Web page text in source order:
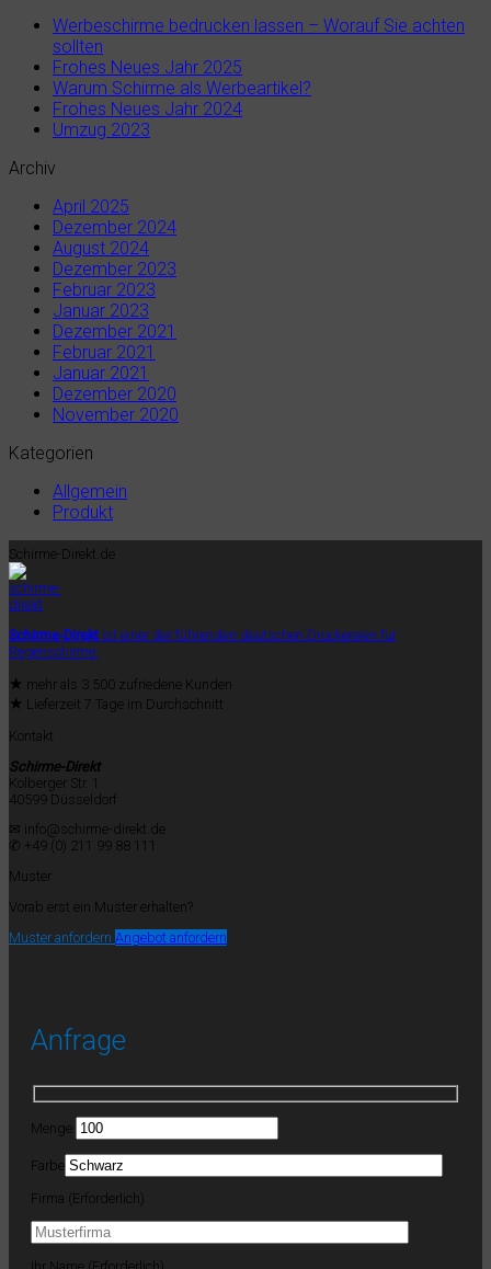
Werbeschirme bedrucken lassen – Worauf Sie achten
sollten
Frohes Neues Jahr 2025
Warum Schirme als Werbeartikel?
Frohes Neues Jahr 2024
Umzug 2023
Archiv
April 2025
Dezember 2024
August 2024
Dezember 2023
Februar 2023
Januar 2023
Dezember 2021
Februar 2021
Januar 2021
Dezember 2020
November 2020
Kategorien
Allgemein
Produkt
Schirme-Direkt.de
Schirme-Direkt ist einer der führenden deutschen Druckereien für
Regenschirme.
★ mehr als 3.500 zufriedene Kunden
★ Lieferzeit 7 Tage im Durchschnitt
Kontakt
Schirme-Direkt
Kolberger Str. 1
40599 Düsseldorf
✉ info@schirme-direkt.de
✆ +49 (0) 211 99 88 111
Muster
Vorab erst ein Muster erhalten?
Muster anfordern Angebot anfordern
Anfrage
Menge
Farbe
Firma (Erforderlich)